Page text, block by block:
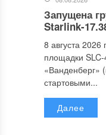
Запущена
Starlink-
8 августа
площадки
стартовыми...
Далее